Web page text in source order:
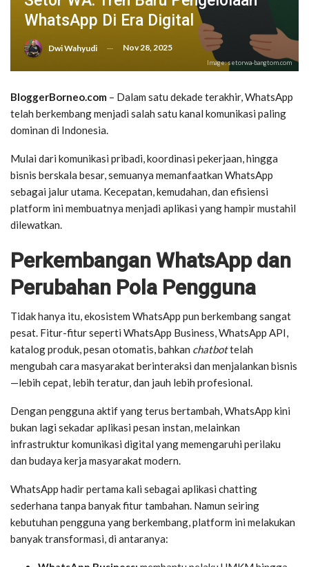
WhatsApp Di Era Digital
Dwi Wahyudi Nov 28, 2025
Image: setorwa-bangtom.com
BloggerBorneo.com – Dalam satu dekade terakhir, WhatsApp
telah berkembang menjadi salah satu kanal komunikasi paling
dominan di Indonesia.
Mulai dari komunikasi pribadi, koordinasi pekerjaan, hingga
bisnis berskala besar, semuanya memanfaatkan WhatsApp
sebagai jalur utama. Kecepatan, kemudahan, dan efisiensi
platform ini membuatnya menjadi aplikasi yang hampir mustahil
dilewatkan.
Perkembangan WhatsApp dan
Perubahan Pola Pengguna
Tidak hanya itu, ekosistem WhatsApp pun berkembang sangat
pesat. Fitur-fitur seperti WhatsApp Business, WhatsApp API,
katalog produk, pesan otomatis, bahkan chatbottelah
mengubah cara masyarakat berinteraksi dan menjalankan bisnis
—lebih cepat, lebih teratur, dan jauh lebih profesional.
Dengan pengguna aktif yang terus bertambah, WhatsApp kini
bukan lagi sekadar aplikasi pesan instan, melainkan
infrastruktur komunikasi digital yang memengaruhi perilaku
dan budaya kerja masyarakat modern.
WhatsApp hadir pertama kali sebagai aplikasi chatting
sederhana tanpa banyak fitur tambahan. Namun seiring
kebutuhan pengguna yang berkembang, platform ini melakukan
banyak transformasi, di antaranya: